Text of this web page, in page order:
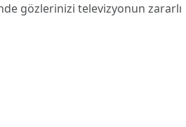
gözlerinizi televizyonun zararlı